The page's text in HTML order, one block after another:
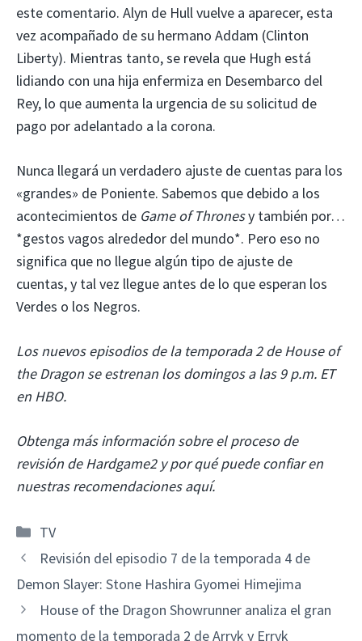
este comentario. Alyn de Hull vuelve a aparecer, esta
vez acompañado de su hermano Addam (Clinton
Liberty). Mientras tanto, se revela que Hugh está
lidiando con una hija enfermiza en Desembarco del
Rey, lo que aumenta la urgencia de su solicitud de
pago por adelantado a la corona.
Nunca llegará un verdadero ajuste de cuentas para los
«grandes» de Poniente. Sabemos que debido a los
acontecimientos de Game of Thronesy también por…
*gestos vagos alrededor del mundo*. Pero eso no
significa que no llegue algún tipo de ajuste de
cuentas, y tal vez llegue antes de lo que esperan los
Verdes o los Negros.
Los nuevos episodios de la temporada 2 de House of
the Dragon se estrenan los domingos a las 9 p.m. ET
en HBO.
Obtenga más información sobre el proceso de
revisión de Hardgame2 y por qué puede confiar en
nuestras recomendaciones aquí.
Categorías
TV
Revisión del episodio 7 de la temporada 4 de
Demon Slayer: Stone Hashira Gyomei Himejima
House of the Dragon Showrunner analiza el gran
momento de la temporada 2 de Arryk y Erryk